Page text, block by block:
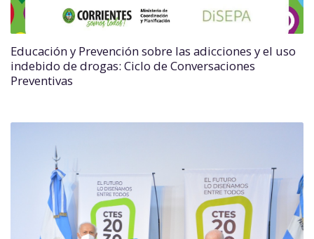
Educación y Prevención sobre las adicciones y el uso
indebido de drogas: Ciclo de Conversaciones
Preventivas